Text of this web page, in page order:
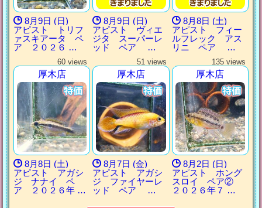
8月9日 (日)
アピスト トリフ
ァスキアータ ペ
ア ２０２６ …
8月9日 (日)
アピスト ヴィエ
ジタ スーパーレ
ッド ペア …
8月8日 (土)
アピスト フィー
ルフレック アス
リニ ペア …
60 views
厚木店
8月8日 (土)
アピスト アガシ
ジ ナナイ ペ
ア ２０２６年 …
51 views
厚木店
8月7日 (金)
アピスト アガシ
ジ ファイヤーレ
ッド ペア …
135 views
厚木店
8月2日 (日)
アピスト ホング
スロイ ペア②
２０２６年７ …